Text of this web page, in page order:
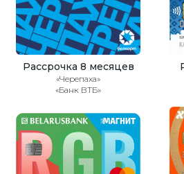
Рассрочка 8 месяцев
«Черепаха»
«Банк ВТБ»